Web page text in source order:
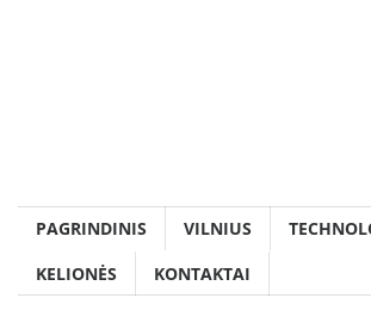
PAGRINDINIS VILNIUS
KELIONĖS
KONTAKTAI